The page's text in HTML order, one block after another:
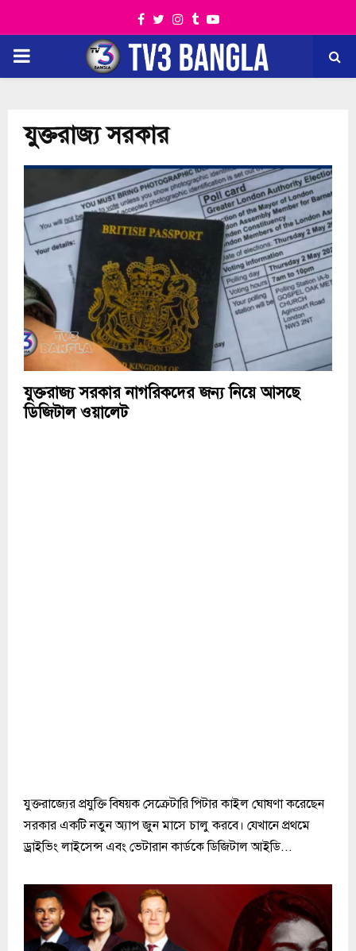
Facebook
TwitterInstagram
TumblrYoutube
PRIMARY
যুক্তরাজ্য সরকার
যুক্তরাজ্য সরকার নাগরিকদের জন্য নিয়ে আসছে
ডিজিটাল ওয়ালেট
যুক্তরাজ্যের প্রযুক্তি বিষয়ক সেক্রেটারি পিটার কাইল ঘোষণা করেছেন
সরকার একটি নতুন অ্যাপ জুন মাসে চালু করবে। যেখানে প্রথমে
ড্রাইভিং লাইসেন্স এবং ভেটারান কার্ডকে ডিজিটাল আইডি...